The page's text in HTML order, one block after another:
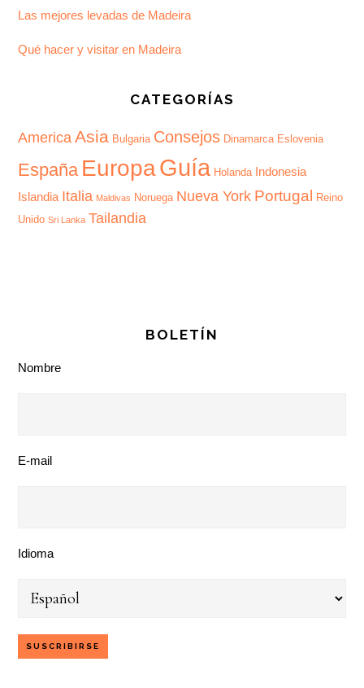
Las mejores levadas de Madeira
Qué hacer y visitar en Madeira
CATEGORÍAS
America Asia Bulgaria Consejos Dinamarca Eslovenia
España EuropaGuía Holanda Indonesia
Islandia Italia Maldivas Noruega Nueva York Portugal
Reino
Unido Sri Lanka Tailandia
BOLETÍN
Nombre
E-mail
Idioma